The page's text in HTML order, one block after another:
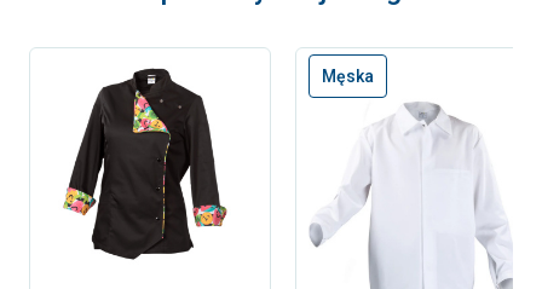
Męska